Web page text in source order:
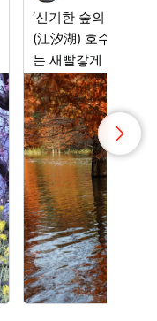
‘신기한 숲의 가을’ 에시오호
(江汐湖) 호수 표면
는 새빨갛게 타오르
우쇼(낙우송) 단풍.
기한 나라에 빠져든
상적인 경치입니다. 촬영지:
야마구치현 산요오
에시오호